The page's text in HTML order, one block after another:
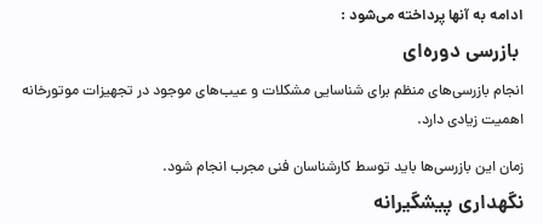
ادامه به آنها پرداخته می‌شود :
بازرسی دوره‌ای
انجام بازرسی‌های منظم برای شناسایی مشکلات و عیب‌های موجود در تجهیزات موتورخانه
اهمیت زیادی دارد.
زمان این بازرسی‌ها باید توسط کارشناسان فنی مجرب انجام شود.
نگهداری پیشگیرانه